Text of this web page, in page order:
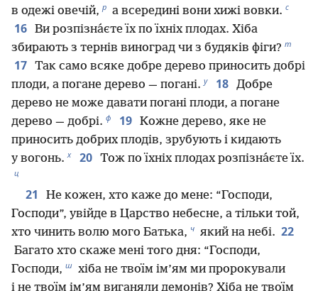
в одежі овечій, р а всередині вони хижі вовки. с
16 Ви розпізна́єте їх по їхніх плодах. Хіба
збирають з тернів виноград чи з будяків фіги? т
17 Так само всяке добре дерево приносить добрі
плоди, а погане дерево — погані. у 18 Добре
дерево не може давати погані плоди, а погане
дерево — добрі. ф 19 Кожне дерево, яке не
приносить добрих плодів, зрубують і кидають
у вогонь. х 20 Тож по їхніх плодах розпізна́єте їх.
ц
21
Не кожен, хто каже до мене: “Господи,
Господи”, увійде в Царство небесне, а тільки той,
хто чинить волю мого Батька, ч який на небі. 22
Багато хто скаже мені того дня: “Господи,
Господи, ш хіба не твоїм ім’ям ми пророкували
і не твоїм ім’ям виганяли демонів? Хіба не твоїм